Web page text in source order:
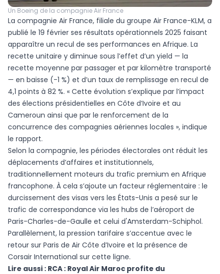
Un Boeing de la compagnie Air France
La compagnie Air France, filiale du groupe Air France-KLM, a
publié le 19 février ses résultats opérationnels 2025 faisant
apparaître un recul de ses performances en Afrique. La
recette unitaire y diminue sous l’effet d’un yield — la
recette moyenne par passager et par kilomètre transporté
— en baisse (-1 %) et d’un taux de remplissage en recul de
4,1 points à 82 %. « Cette évolution s’explique par l’impact
des élections présidentielles en Côte d’Ivoire et au
Cameroun ainsi que par le renforcement de la
concurrence des compagnies aériennes locales », indique
le rapport.
Selon la compagnie, les périodes électorales ont réduit les
déplacements d’affaires et institutionnels,
traditionnellement moteurs du trafic premium en Afrique
francophone. À cela s’ajoute un facteur réglementaire : le
durcissement des visas vers les États-Unis a pesé sur le
trafic de correspondance via les hubs de l’aéroport de
Paris-Charles-de-Gaulle et celui d'Amsterdam-Schiphol.
Parallèlement, la pression tarifaire s’accentue avec le
retour sur Paris de Air Côte d’Ivoire et la présence de
Corsair International sur cette ligne.
Lire aussi : RCA : Royal Air Maroc profite du